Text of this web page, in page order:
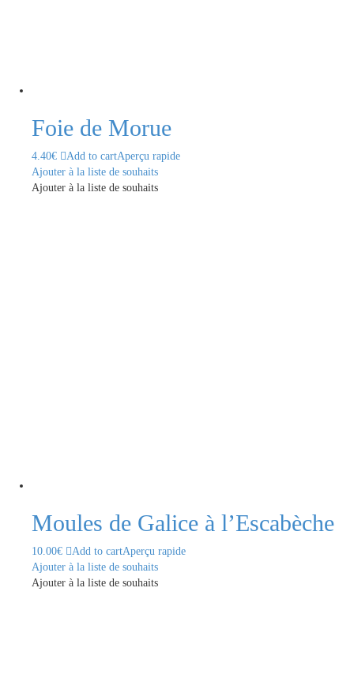
Foie de Morue
4.40€ Add to cartAperçu rapide
Ajouter à la liste de souhaits
Ajouter à la liste de souhaits
Moules de Galice à l’Escabèche
10.00€ Add to cartAperçu rapide
Ajouter à la liste de souhaits
Ajouter à la liste de souhaits